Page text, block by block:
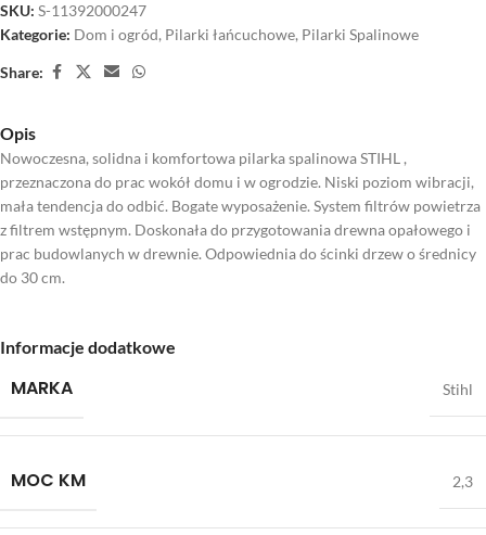
SKU: S-11392000247
Kategorie: Dom i ogród, Pilarki łańcuchowe, Pilarki Spalinowe
Share:
Opis
Nowoczesna, solidna i komfortowa pilarka spalinowa STIHL ,
przeznaczona do prac wokół domu i w ogrodzie. Niski poziom wibracji,
mała tendencja do odbić. Bogate wyposażenie. System filtrów powietrza
z filtrem wstępnym. Doskonała do przygotowania drewna opałowego i
prac budowlanych w drewnie. Odpowiednia do ścinki drzew o średnicy
do 30 cm.
Informacje dodatkowe
MARKA Stihl
MOC KM 2,3